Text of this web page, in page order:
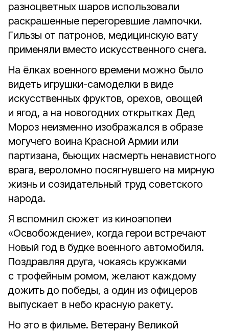
разноцветных шаров использовали
раскрашенные перегоревшие лампочки.
Гильзы от патронов, медицинскую вату
применяли вместо искусственного снега.
На ёлках военного времени можно было
видеть игрушки-самоделки в виде
искусственных фруктов, орехов, овощей
и ягод, а на новогодних открытках Дед
Мороз неизменно изображался в образе
могучего воина Красной Армии или
партизана, бьющих насмерть ненавистного
врага, вероломно посягнувшего на мирную
жизнь и созидательный труд советского
народа.
Я вспомнил сюжет из киноэпопеи
«Освобождение», когда герои встречают
Новый год в будке военного автомобиля.
Поздравляя друга, чокаясь кружками
с трофейным ромом, желают каждому
дожить до победы, а один из офицеров
выпускает в небо красную ракету.
Но это в фильме. Ветерану Великой